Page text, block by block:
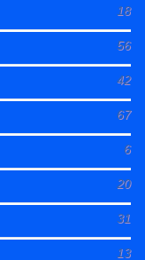
18
56
42
67
6
20
31
13